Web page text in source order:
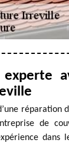
réparation
de
dans